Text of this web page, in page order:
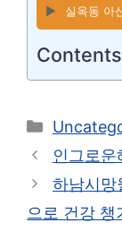
▶️ 실옥동 아
Contents
카
테
리
인그로운
하남시망
으로 건강 챙